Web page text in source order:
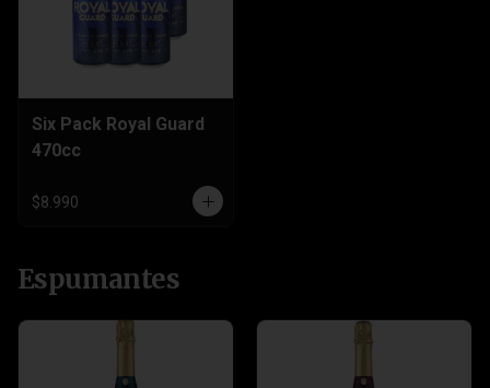
Six Pack Royal Guard
470cc
$8.990
Espumantes